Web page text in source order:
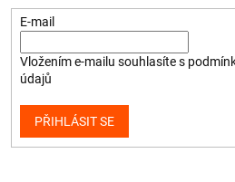
E-mail
Vložením e-mailu souhlasíte s
údajů
PŘIHLÁSIT SE